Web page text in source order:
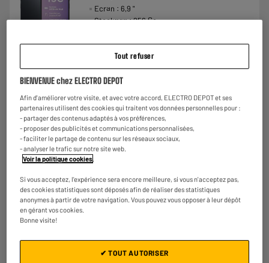
3.5/5(74)
Ecran : 6,9 "
Stockage : 256 Go
158€
Payer enplusieurs fois
Tout refuser
BIENVENUE chez ELECTRO DEPOT
Afin d'améliorer votre visite, et avec votre accord, ELECTRO DEPOT et ses
partenaires utilisent des cookies qui traitent vos données personnelles pour :
- partager des contenus adaptés à vos préférences,
- proposer des publicités et communications personnalisées,
- faciliter le partage de contenu sur les réseaux sociaux,
- analyser le trafic sur notre site web.
Voir la politique cookies.
Si vous acceptez, l'expérience sera encore meilleure, si vous n'acceptez pas,
des cookies statistiques sont déposés afin de réaliser des statistiques
anonymes à partir de votre navigation. Vous pouvez vous opposer à leur dépôt
en gérant vos cookies.
Bonne visite!
✔ TOUT AUTORISER